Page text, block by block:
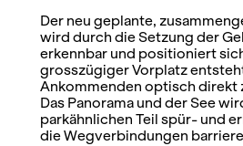
Der neu geplante,
wird durch die Setzung der
erkennbar und positioniert
grosszügiger Vorplatz
Ankommenden optisch direkt
Das Panorama und der See
parkähnlichen Teil spür- und
die Wegverbindungen